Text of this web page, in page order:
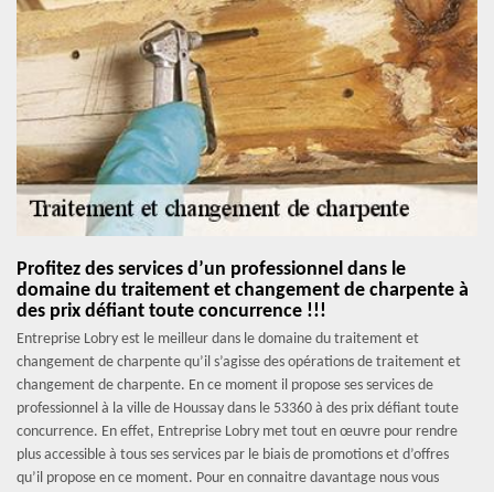
Profitez des services d’un professionnel dans le
domaine du traitement et changement de charpente à
des prix défiant toute concurrence !!!
Entreprise Lobry est le meilleur dans le domaine du traitement et
changement de charpente qu’il s’agisse des opérations de traitement et
changement de charpente. En ce moment il propose ses services de
professionnel à la ville de Houssay dans le 53360 à des prix défiant toute
concurrence. En effet, Entreprise Lobry met tout en œuvre pour rendre
plus accessible à tous ses services par le biais de promotions et d’offres
qu’il propose en ce moment. Pour en connaitre davantage nous vous